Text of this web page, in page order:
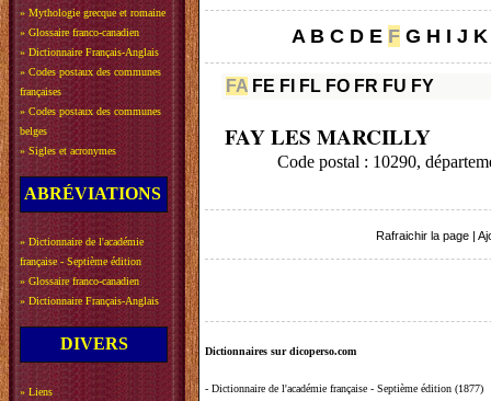
» Mythologie grecque et romaine
» Glossaire franco-canadien
» Dictionnaire Français-Anglais
» Codes postaux des communes
françaises
» Codes postaux des communes
belges
» Sigles et acronymes
ABRÉVIATIONS
» Dictionnaire de l'académie
française - Septième édition
» Glossaire franco-canadien
» Dictionnaire Français-Anglais
DIVERS
» Liens
A B C D E F G H I J K
FA FE FI FL FO FR FU FY
FAY LES MARCILLY
Code postal : 10290,
Rafraichir la page
Dictionnaires sur dicoperso.com
- Dictionnaire de l'académie française - Septième édition (1877)